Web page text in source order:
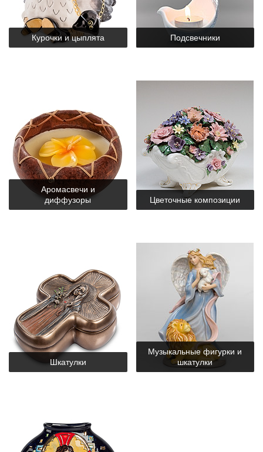
Курочки и цыплята Подсвечники
Аромасвечи и
диффузоры
Цветочные композиции
Шкатулки
Музыкальные фигурки и
шкатулки